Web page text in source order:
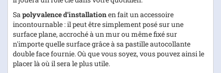
Sapolyvalence d’installationen fait un accessoire
incontournable : il peut être simplement posé sur une
surface plane, accroché à un mur ou même fixé sur
n'importe quelle surface grâce à sa pastille autocollante
double face fournie. Où que vous soyez, vous pouvez ainsi le
placer là où il sera le plus utile.